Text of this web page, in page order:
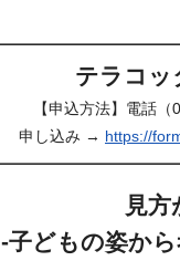
テラコッ
【申込方法】電話
申し込み → https://
見
-子どもの姿か